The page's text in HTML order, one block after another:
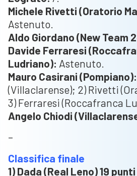
Michele Rivetti (Oratorio
Astenuto.
Aldo Giordano (New Team
Davide Ferraresi
Ludriano): Astenuto.
Mauro Casirani (Pompiano):
(Villaclarense); 2) Rivetti
3) Ferraresi (Roccafranca
Angelo Chiodi
–
Classifica finale
1) Dada (Real Leno) 19 punti